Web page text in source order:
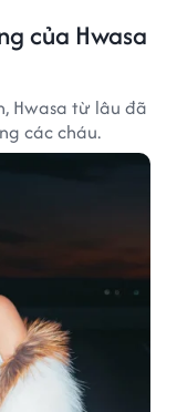
của Hwasa
Hwasa từ lâu đã
các cháu.